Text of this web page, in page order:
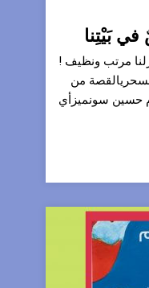
مرتب ونظيف !
من
حسين سونميزأي